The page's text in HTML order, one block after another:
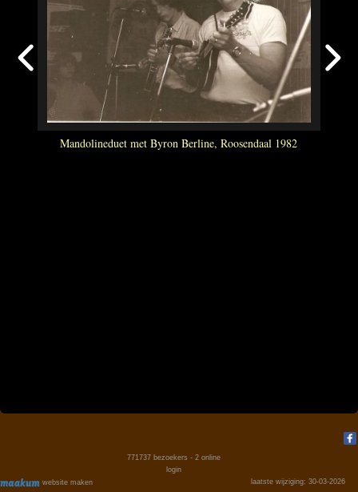
Mandolineduet met Byron Berline, Roosendaal 1982
website maken
771737bezoekers - 2 online
login
laatste wijziging: 30-03-2026